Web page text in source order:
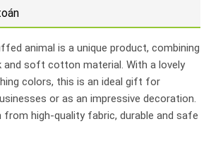
animal is a unique product, combining
and soft cotton material. With a lovely
colors, this is an ideal gift for
or as an impressive decoration.
from high-quality fabric, durable and safe